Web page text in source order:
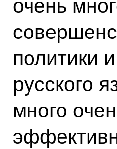
очень
политики
русского
много